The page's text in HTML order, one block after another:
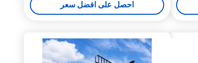
احصل على افضل سعر